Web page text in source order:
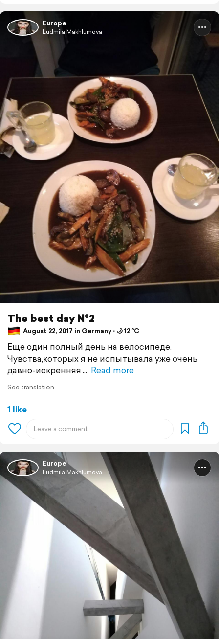
Europe
Ludmila Makhlumova
The best day №2
August 22, 2017 in Germany ⋅ 🌙 12 °C
Еще один полный день на велосипеде.
Чувства,которых я не испытывала уже очень
давно-искренняя
Read more
See translation
1 like
Europe
Ludmila Makhlumova